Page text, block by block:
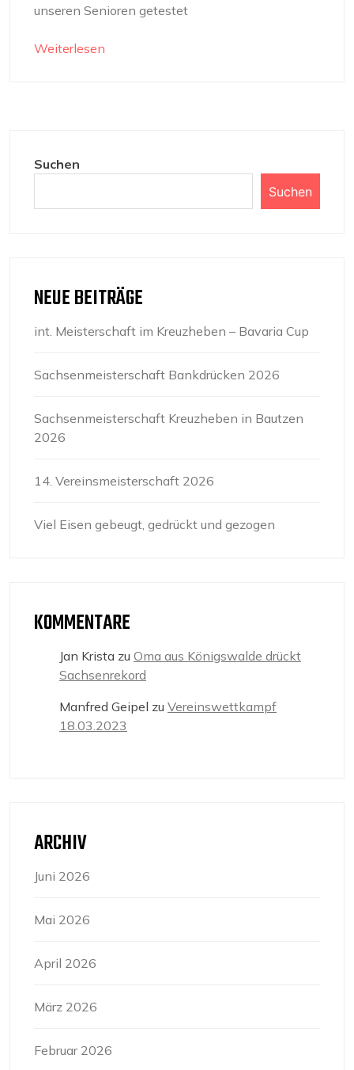
unseren Senioren getestet
Weiterlesen
Suchen
Suchen
NEUE BEITRÄGE
int. Meisterschaft im Kreuzheben – Bavaria Cup
Sachsenmeisterschaft Bankdrücken 2026
Sachsenmeisterschaft Kreuzheben in Bautzen
2026
14. Vereinsmeisterschaft 2026
Viel Eisen gebeugt, gedrückt und gezogen
KOMMENTARE
Jan Krista zu Oma aus Königswalde drückt
Sachsenrekord
Manfred Geipel zu Vereinswettkampf
18.03.2023
ARCHIV
Juni 2026
Mai 2026
April 2026
März 2026
Februar 2026